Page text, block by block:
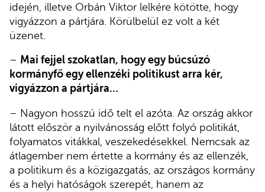
idején, illetve Orbán Viktor lelkére kötötte, hogy
vigyázzon a pártjára. Körülbelül ez volt a két
üzenet.
– Mai fejjel szokatlan, hogy egy búcsúzó
kormányfő egy ellenzéki politikust arra kér,
vigyázzon a pártjára…
– Nagyon hosszú idő telt el azóta. Az ország akkor
látott először a nyilvánosság előtt folyó politikát,
folyamatos vitákkal, veszekedésekkel. Nemcsak az
átlagember nem értette a kormány és az ellenzék,
a politikum és a közigazgatás, az országos kormány
és a helyi hatóságok szerepét, hanem az